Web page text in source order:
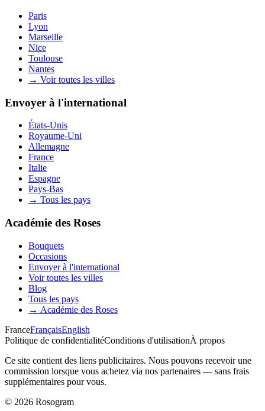
Paris
Lyon
Marseille
Nice
Toulouse
Nantes
→ Voir toutes les villes
Envoyer à l'international
États-Unis
Royaume-Uni
Allemagne
France
Italie
Espagne
Pays-Bas
→ Tous les pays
Académie des Roses
Bouquets
Occasions
Envoyer à l'international
Voir toutes les villes
Blog
Tous les pays
→ Académie des Roses
FranceFrançaisEnglish
Politique de confidentialitéConditions d'utilisationÀ propos
Ce site contient des liens publicitaires. Nous pouvons recevoir une
commission lorsque vous achetez via nos partenaires — sans frais
supplémentaires pour vous.
© 2026 Rosogram